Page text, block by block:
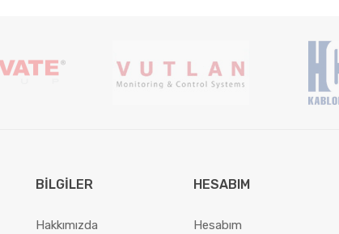
BILGILER
Hakkımızda
HESABIM
Hesabım